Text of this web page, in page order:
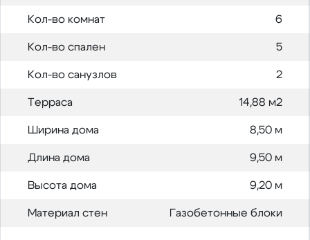
Кол-во комнат 6
Кол-во спален 5
Кол-во санузлов 2
Терраса 14,88 м2
Ширина дома 8,50 м
Длина дома 9,50 м
Высота дома 9,20 м
Материал стен Газобетонные блоки